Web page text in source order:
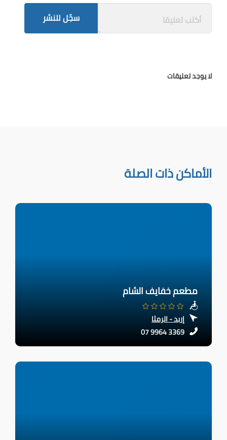
سجّل للنشر
لا يوجد تعليقات
الأماكن ذات الصلة
مطعم خفايف الشام
إربد - الرمثا
07 9964 3369